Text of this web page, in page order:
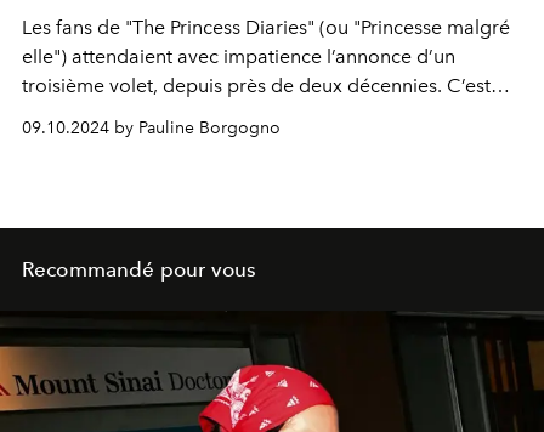
Les fans de "The Princess Diaries" (ou "Princesse malgré
elle") attendaient avec impatience l’annonce d’un
troisième volet, depuis près de deux décennies. C’est
pour incarner la princesse Mia Thermopolis.
09.10.2024 by Pauline Borgogno
Recommandé pour vous